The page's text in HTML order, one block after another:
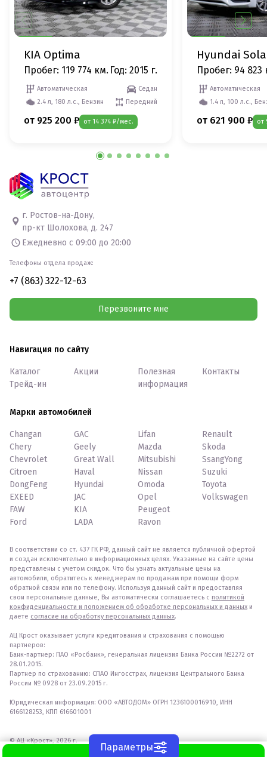
KIA Optima
Пробег: 119 774 км. Год: 2015 г.
Автоматическая
Седан
2.4 л, 180 л.с., Бензин
Передний
от 925 200 ₽ от 14 374 ₽/мес.
Hyundai
Пробег: 94 823
Автоматическая
1.4 л, 100 л.с.,
от 621 900 ₽ от
г. Ростов-на-Дону,
пр-кт Шолохова, д. 247
Ежедневно с 09:00 до 20:00
Телефоны отдела продаж:
+7 (863) 322-12-63
Перезвоните мне
Навигация по сайту
Каталог
Трейд-ин
Акции
Полезная
информация
Контакты
Марки автомобилей
Changan
Chery
Chevrolet
Citroen
DongFeng
EXEED
FAW
Ford
GAC
Geely
Great Wall
Haval
Hyundai
JAC
KIA
LADA
Lifan
Mazda
Mitsubishi
Nissan
Omoda
Opel
Peugeot
Ravon
Renault
Skoda
SsangYong
Suzuki
Toyota
Volkswagen
В соответствии со ст. 437 ГК РФ, данный сайт не является публичной офертой
и создан исключительно в информационных целях. Указанные на сайте цены
представлены с учетом скидок. Что бы узнать актуальные цены на
автомобили, обратитесь к менеджерам по продажам при помощи форм
обратной связи или по телефону. Используя данный сайт и предоставляя
свои персональные данные, Вы автоматически соглашаетесь с политикой
конфиденциальности и положением об обработке персональных и данных и
даете согласие на обработку персональных данных.
АЦ Крост оказывает услуги кредитования и страхования с помощью
партнеров:
Банк-партнер: ПАО «Росбанк», генеральная лицензия Банка России №2272 от
28.01.2015.
Партнер по страхованию: СПАО Ингосстрах, лицензия Центрального Банка
России № 0928 от 23.09.2015 г.
Юридическая информация: ООО «АВТОДОМ» ОГРН 1236100016910, ИНН
6166128253, КПП 616601001
© АЦ «Крост», 2026 г.
Параметры
WhatsApp